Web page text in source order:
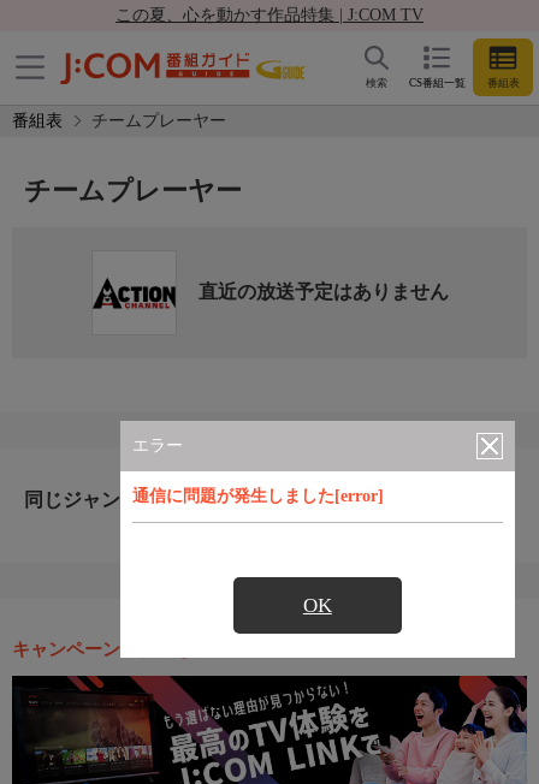
この夏、心を動かす作品特集 | J:COM TV
CS番組一覧 番組表
検索
番組表 チームプレーヤー
エラー
通信に問題が発生しました[error]
OK
チームプレーヤー
直近の放送予定はありません
同じジャンルのおすすめ番組
キャンペーン・お得な情報